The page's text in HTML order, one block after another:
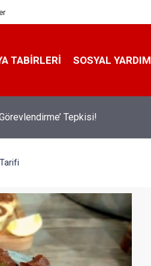
TABIRLERI SOSYAL YARDIM
Tepkisi!